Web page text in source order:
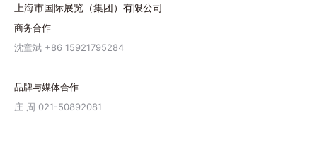
上海市国际展览（集团）有限公司
商务合作
沈童斌 +86 15921795284
品牌与媒体合作
庄 周 021-50892081